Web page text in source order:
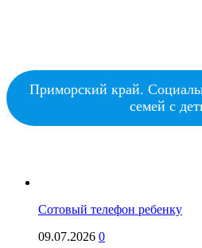
Приморский край.
семей с
Сотовый телефон ребенку
09.07.2026 0